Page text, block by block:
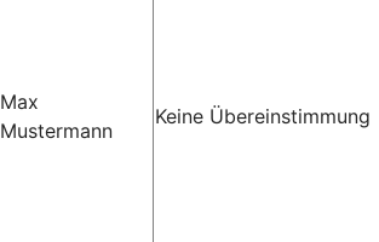
Max
Mustermann
Keine Übereinstimmung